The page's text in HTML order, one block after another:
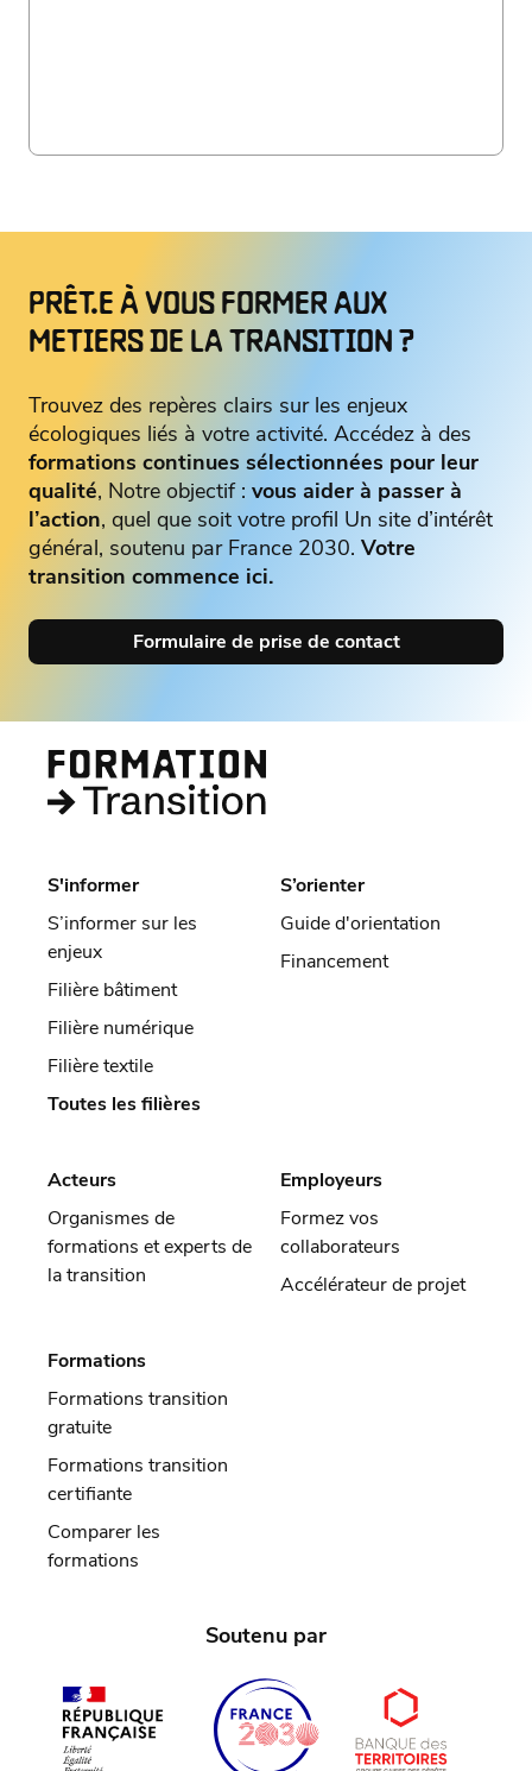
PRÊT.E À VOUS FORMER AUX
METIERS DE LA TRANSITION ?
Trouvez des repères clairs sur les enjeux
écologiques liés à votre activité. Accédez à des
formations continues sélectionnées pour leur
qualité, Notre objectif : vous aider à passer à
l’action, quel que soit votre profil Un site d’intérêt
général, soutenu par France 2030. Votre
transition commence ici.
Formulaire de prise de contact
S'informer
S’informer sur les
enjeux
Filière bâtiment
Filière numérique
Filière textile
Toutes les filières
S’orienter
Guide d'orientation
Financement
Acteurs
Organismes de
formations et experts de
la transition
Employeurs
Formez vos
collaborateurs
Accélérateur de projet
Formations
Formations transition
gratuite
Formations transition
certifiante
Comparer les
formations
Soutenu par